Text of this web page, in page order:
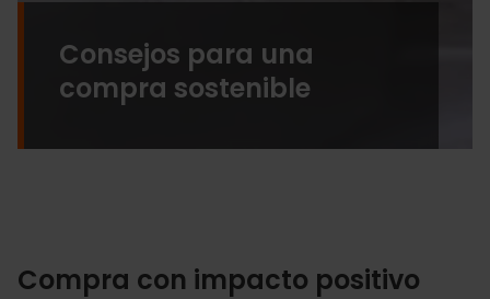
Consejos para una
compra sostenible
Compra con impacto positivo